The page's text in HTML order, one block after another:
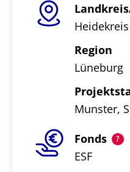
Heidekreis
Region
Lüneburg
Munster,
Fonds
ESF